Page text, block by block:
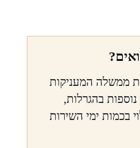
ממשלה המעניקות
בהגרלות,
בכמות ימי השירות